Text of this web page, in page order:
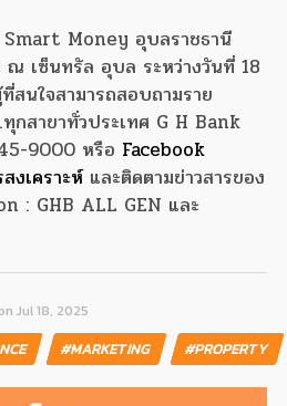
Money อุบลราชธานี
ณ เซ็นทรัล อุบล ระหว่างวันที่ 18
นใจสามารถสอบถามราย
กสาขาทั่วประเทศ G H Bank
9000 หรือ Facebook
งเคราะห์และติดตามข่าวสารของ
: GHB ALL GEN และ
Jul 18, 2025
#MARKETING #PROPERTY